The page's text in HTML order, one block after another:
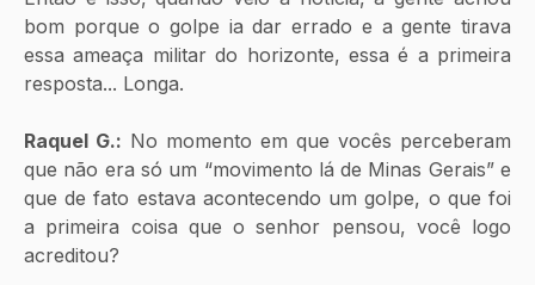
bom porque o golpe ia dar errado e a gente tirava
essa ameaça militar do horizonte, essa é a primeira
resposta... Longa.
Raquel G.: No momento em que vocês perceberam
que não era só um “movimento lá de Minas Gerais” e
que de fato estava acontecendo um golpe, o que foi
a primeira coisa que o senhor pensou, você logo
acreditou?